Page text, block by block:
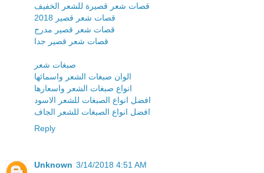
قصات شعر قصيرة للشعر الخفيف
قصات شعر قصير 2018
قصات شعر قصير مدرج
قصات شعر قصير جدا
صبغات شعر
الوان صبغات الشعر واسمائها
انواع صبغات الشعر واسعارها
افضل انواع الصبغات للشعر الاسود
افضل انواع الصبغات للشعر الجاف
Reply
Unknown 3/14/2018 4:51 AM